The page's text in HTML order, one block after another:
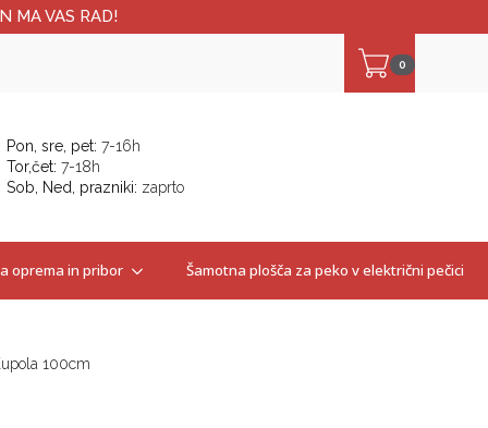
MA VAS RAD!
0
Pon, sre, pet: 7-16h
Tor,čet: 7-18h
Sob, Ned, prazniki: zaprto
oprema in pribor Šamotna plošča za peko v električni pečici
100cm